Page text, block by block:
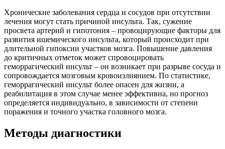
Хронические заболевания сердца и сосудов при отсутствии
лечения могут стать причиной инсульта. Так, сужение
просвета артерий и гипотония – провоцирующие факторы для
развития ишемического инсульта, который происходит при
длительной гипоксии участков мозга. Повышение давления
до критичных отметок может спровоцировать
геморрагический инсульт – он возникает при разрыве сосуда и
сопровождается мозговым кровоизлиянием. По статистике,
геморрагический инсульт более опасен для жизни, а
реабилитация в этом случае менее эффективна, но прогноз
определяется индивидуально, в зависимости от степени
поражения и точного участка головного мозга.
Методы диагностики